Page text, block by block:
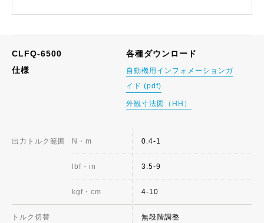
CLFQ-6500
仕様
各種ダウンロード
自動機用インフォメーションガ
イド (pdf)
外観寸法図（HH）
出力トルク範囲 N・m
lbf・in
kgf・cm
トルク切替
0.4-1
3.5-9
4-10
無段階調整